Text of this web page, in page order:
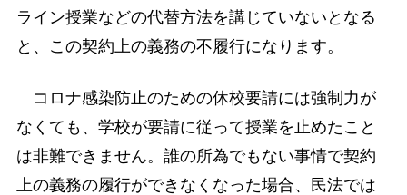
ライン授業などの代替方法を講じていないとなる
と、この契約上の義務の不履行になります。
コロナ感染防止のための休校要請には強制力が
なくても、学校が要請に従って授業を止めたこと
は非難できません。誰の所為でもない事情で契約
上の義務の履行ができなくなった場合、民法では